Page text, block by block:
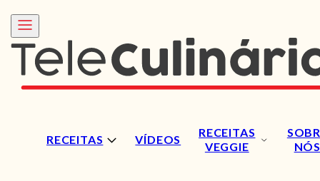
RECEITAS VÍDEOS
RECEITAS
VEGGIE
NÓS